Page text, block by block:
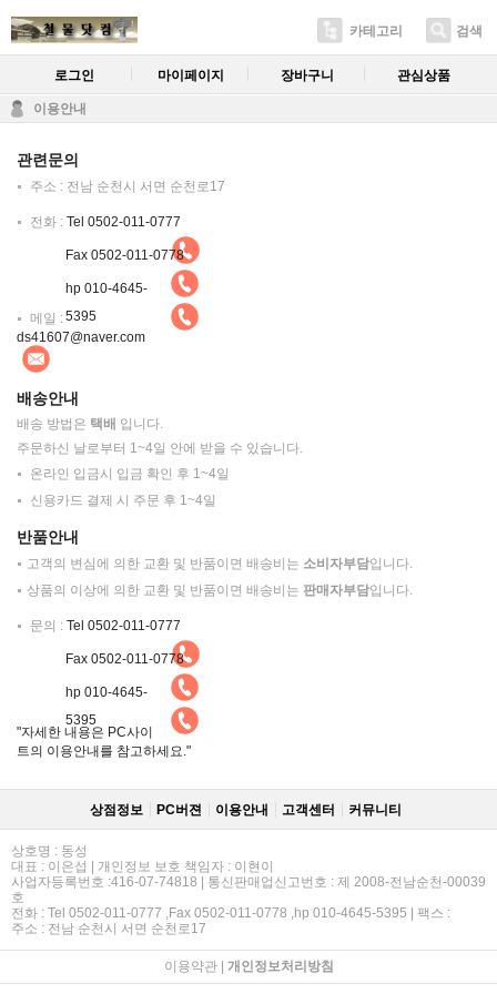
카테고리 검색
로그인 마이페이지 장바구니 관심상품
이용안내
관련문의
주소 : 전남 순천시 서면 순천로17
전화 : Tel 0502-011-0777
Fax 0502-011-0778
hp 010-4645-
5395
메일 :
ds41607@naver.com
배송안내
배송 방법은 택배 입니다.
주문하신 날로부터 1~4일 안에 받을 수 있습니다.
온라인 입금시 입금 확인 후 1~4일
신용카드 결제 시 주문 후 1~4일
반품안내
고객의 변심에 의한 교환 및 반품이면 배송비는 소비자부담입니다.
상품의 이상에 의한 교환 및 반품이면 배송비는 판매자부담입니다.
문의 : Tel 0502-011-0777
Fax 0502-011-0778
hp 010-4645-
5395
"자세한 내용은 PC사이
트의 이용안내를 참고하세요."
상점정보 PC버젼 이용안내 고객센터 커뮤니티
상호명 : 동성
대표 : 이은섭 | 개인정보 보호 책임자 : 이현이
사업자등록번호 :416-07-74818 | 통신판매업신고번호 : 제 2008-전남순천-00039
호
전화 : Tel 0502-011-0777 ,Fax 0502-011-0778 ,hp 010-4645-5395 | 팩스 :
주소 : 전남 순천시 서면 순천로17
이용약관| 개인정보처리방침